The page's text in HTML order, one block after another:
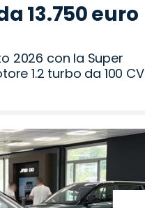
13.750 euro
2026 con la Super
1.2 turbo da 100 CV